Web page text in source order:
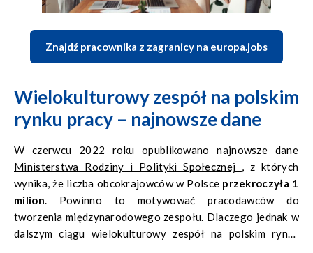
Znajdź pracownika z zagranicy na europa.jobs
Wielokulturowy zespół na polskim
rynku pracy – najnowsze dane
W czerwcu 2022 roku opublikowano najnowsze dane
Ministerstwa Rodziny i Polityki Społecznej , z których
wynika, że liczba obcokrajowców w Polsce przekroczyła 1
milion. Powinno to motywować pracodawców do
tworzenia międzynarodowego zespołu. Dlaczego jednak w
dalszym ciągu wielokulturowy zespół na polskim rynku